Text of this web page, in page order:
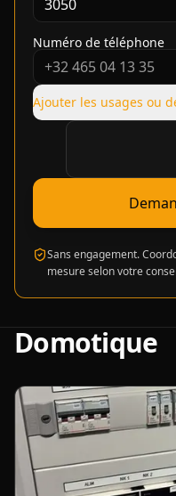
Numéro de téléphone
Ajouter les usages ou
Vérification
Sans engagement.
mesure selon votre
Domotique